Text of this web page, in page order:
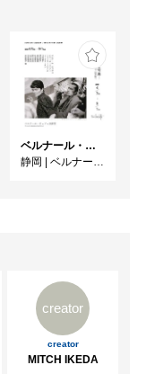
ベルナール・ビュフェと写真 ーカメラがとらえたビュフェとその時代、そして21 世紀へ
静岡 | ベルナール・ビュフェ美術館
creator
creator
MITCH IKEDA